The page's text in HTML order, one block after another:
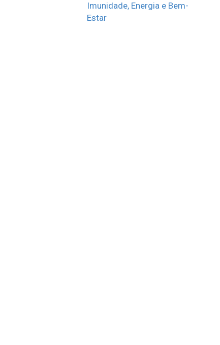
Imunidade, Energia e Bem-
Estar